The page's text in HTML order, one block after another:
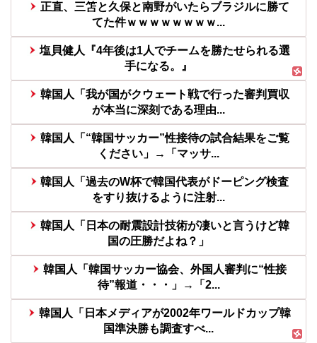
正直、三笘と久保と南野がいたらブラジルに勝て
てた件ｗｗｗｗｗｗｗｗ...
塩貝健人『4年後は1人でチームを勝たせられる選
手になる。』
韓国人「我が国がクウェート戦で行った審判買収
が本当に深刻である理由...
韓国人「“韓国サッカー”性接待の試合結果をご覧
ください」→「マッサ...
韓国人「過去のW杯で韓国代表がドーピング検査
をすり抜けるように注射...
韓国人「日本の耐震設計技術が凄いと言うけど韓
国の圧勝だよね？」
韓国人「韓国サッカー協会、外国人審判に“性接
待”報道・・・」→「2...
韓国人「日本メディアが2002年ワールドカップ韓
国準決勝も調査すべ...